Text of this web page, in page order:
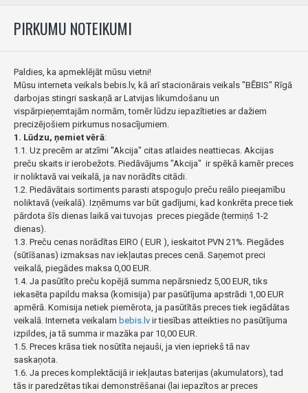
PIRKUMU NOTEIKUMI
Paldies, ka apmeklējāt mūsu vietni!
Mūsu interneta veikals bebis.lv, kā arī stacionārais veikals "BĒBIS" Rīgā
darbojas stingri saskaņā ar Latvijas likumdošanu un
vispārpieņemtajām normām, tomēr lūdzu iepazītieties ar dažiem
precizējošiem pirkumus nosacījumiem.
1. Lūdzu, ņemiet vērā:
1.1. Uz precēm ar atzīmi "Akcija" citas atlaides neattiecas. Akcijas
preču skaits ir ierobežots. Piedāvājums "Akcija" ir spēkā kamēr preces
ir noliktavā vai veikalā, ja nav norādīts citādi.
1.2. Piedāvātais sortiments parasti atspoguļo preču reālo pieejamību
noliktavā (veikalā). Izņēmums var būt gadījumi, kad konkrēta prece tiek
pārdota šīs dienas laikā vai tuvojas preces piegāde (termiņš 1-2
dienas).
1.3. Preču cenas norādītas EIRO ( EUR ), ieskaitot PVN 21%. Piegādes
(sūtīšanas) izmaksas nav iekļautas preces cenā. Saņemot preci
veikalā, piegādes maksa 0,00 EUR.
1.4. Ja pasūtīto preču kopējā summa nepārsniedz 5,00 EUR, tiks
iekasēta papildu maksa (komisija) par pasūtījuma apstrādi 1,00 EUR
apmērā. Komisija netiek piemērota, ja pasūtītās preces tiek iegādātas
veikalā. Interneta veikalam bebis.lv ir tiesības atteikties no pasūtījuma
izpildes, ja tā summa ir mazāka par 10,00 EUR.
1.5. Preces krāsa tiek nosūtīta nejauši, ja vien iepriekš tā nav
saskaņota.
1.6. Ja preces komplektācijā ir iekļautas baterijas (akumulators), tad
tās ir paredzētas tikai demonstrēšanai (lai iepazītos ar preces